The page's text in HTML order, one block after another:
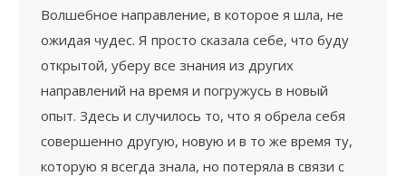
Волшебное направление, в которое я шла, не
ожидая чудес. Я просто сказала себе, что буду
открытой, уберу все знания из других
направлений на время и погружусь в новый
опыт. Здесь и случилось то, что я обрела себя
совершенно другую, новую и в то же время ту,
которую я всегда знала, но потеряла в связи с